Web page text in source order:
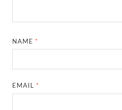
NAME *
EMAIL *